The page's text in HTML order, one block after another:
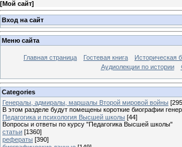
[Мой сайт]
Вход на сайт
Меню сайта
Главная страница Гостевая книга Историческая
Аудиолекции по истории
Categories
Генералы, адмиралы, маршалы Второй мировой войны
В этом разделе будут помещены короткие биографии
Педагогика и психология Высшей школы [44]
Вопросы и ответы по курсу "Педагогика Высшей школы"
статьи [1360]
рефераты [390]